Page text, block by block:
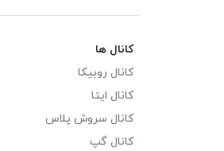
کانال ها
کانال روبیکا
کانال ایتا
کانال سروش پلاس
کانال گپ